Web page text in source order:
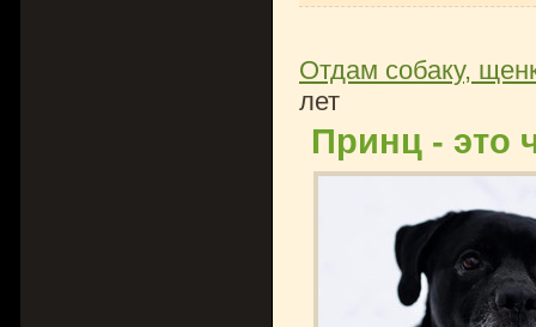
Отдам собаку,
лет
Принц - это